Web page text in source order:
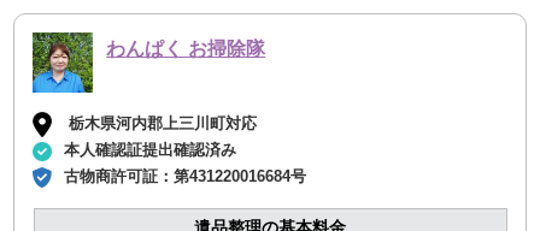
わんぱく お掃除隊
栃木県河内郡上三川町対応
本人確認証提出確認済み
古物商許可証：第431220016684号